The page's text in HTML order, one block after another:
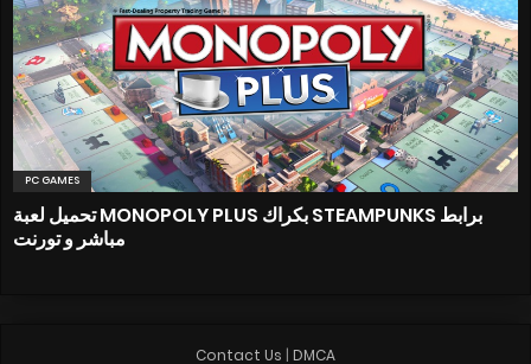
PC GAMES
تحميل لعبة MONOPOLY PLUS بكراك STEAMPUNKS برابط
مباشر و تورنت
Contact Us | DMCA